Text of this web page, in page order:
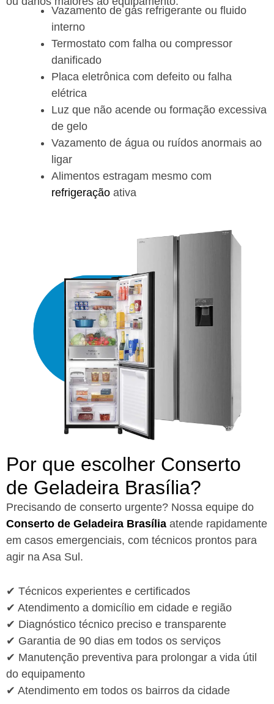
Vazamento de gás refrigerante ou fluido
interno
Termostato com falha ou compressor
danificado
Placa eletrônica com defeito ou falha
elétrica
Luz que não acende ou formação excessiva
de gelo
Vazamento de água ou ruídos anormais ao
ligar
Alimentos estragam mesmo com
refrigeração ativa
Por que escolher Conserto
de Geladeira Brasília?​
Precisando de conserto urgente? Nossa equipe do
Conserto de Geladeira Brasília atende rapidamente
em casos emergenciais, com técnicos prontos para
agir na Asa Sul.
✔ Técnicos experientes e certificados
✔ Atendimento a domicílio em cidade e região
✔ Diagnóstico técnico preciso e transparente
✔ Garantia de 90 dias em todos os serviços
✔ Manutenção preventiva para prolongar a vida útil
do equipamento
✔ Atendimento em todos os bairros da cidade